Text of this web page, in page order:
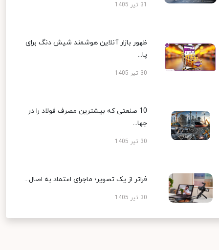
ظهور بازار آنلاین هوشمند شیش دنگ برای
پا...
30 تیر 1405
10 صنعتی که بیشترین مصرف فولاد را در
جها...
30 تیر 1405
فراتر از یک تصویر؛ ماجرای اعتماد به اصال...
30 تیر 1405